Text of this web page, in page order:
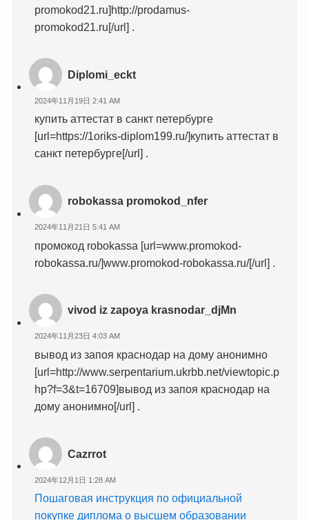
promokod21.ru]http://prodamus-
promokod21.ru[/url] .
Diplomi_eckt
2024年11月19日 2:41 AM
купить аттестат в санкт петербурге
[url=https://1oriks-diplom199.ru/]купить аттестат в
санкт петербурге[/url] .
robokassa promokod_nfer
2024年11月21日 5:41 AM
промокод robokassa [url=www.promokod-
robokassa.ru/]www.promokod-robokassa.ru/[/url] .
vivod iz zapoya krasnodar_djMn
2024年11月23日 4:03 AM
вывод из запоя краснодар на дому анонимно
[url=http://www.serpentarium.ukrbb.net/viewtopic.p
hp?f=3&t=16709]вывод из запоя краснодар на
дому анонимно[/url] .
Cazrrot
2024年12月1日 1:28 AM
Пошаговая инструкция по официальной
покупке диплома о высшем образовании